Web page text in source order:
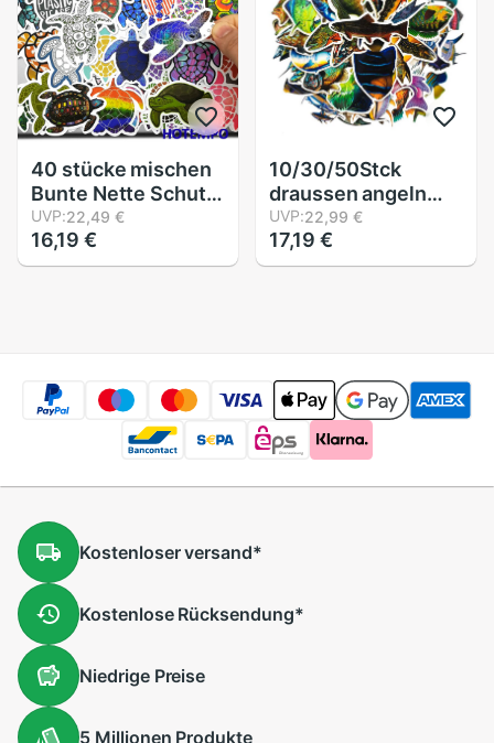
40 stücke mischen
Bunte Nette Schutz
Meer Schildkröten
Aufkleber Ebene
Spielzeug für
Aufkleber
UVP:22,49 €
16,19 €
10/30/50Stck
draussen angeln
meer angeln koffer
Helm Notizbuch
Skateboard
UVP:22,99 €
17,19 €
Kostenloserversand*
KostenloseRücksendung*
NiedrigePreise
5 Millionen Produkte